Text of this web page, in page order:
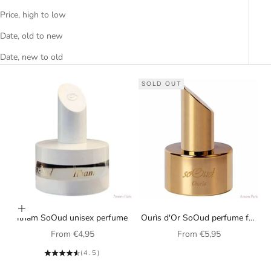
Price, high to low
Date, old to new
Date, new to old
Choose options
Ilham SoOud unisex perfume
Sale price
From €4,95
(4.5)
SOLD OUT
Ourìs d'Or SoOud perfume for
women
Sale price
From €5,95